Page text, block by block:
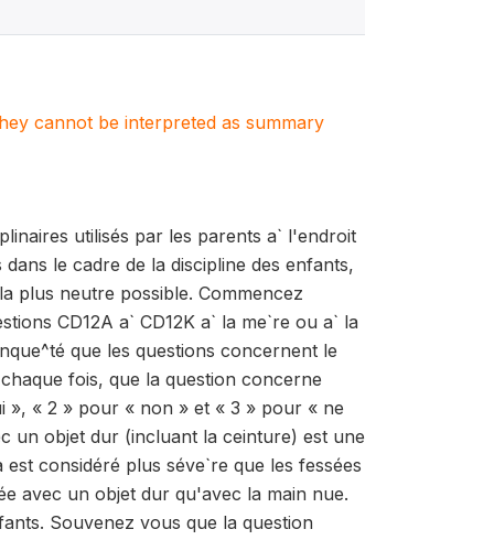
cannot be interpreted as summary
utilisés par les parents a` l'endroit
le cadre de la discipline des enfants,
plus neutre possible. Commencez
CD12A a` CD12K a` la me`re ou a` la
que les questions concernent le
fois, que la question concerne
», « 2 » pour « non » et « 3 » pour « ne
objet dur (incluant la ceinture) est une
considéré plus séve`re que les fessées
avec un objet dur qu'avec la main nue.
Souvenez vous que la question